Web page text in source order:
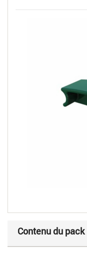
Contenu du pack